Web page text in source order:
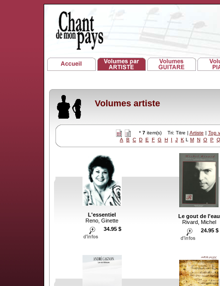
Volumes artiste
* 7item(s) Tri: Titre | Artiste | Top
A
B C D E F G H I J K L M N O P Q
L'essentiel
Reno, Ginette
34.95 $
Le gout de l'eau
Rivard, Michel
24.95 $